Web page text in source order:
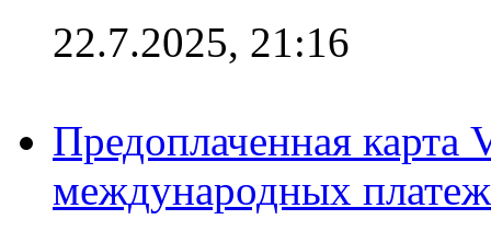
22.7.2025, 21:16
Предоплаченная карта
международных